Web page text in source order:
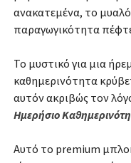
ανακατεμένα, το
παραγωγικότητα
Το μυστικό για μια
καθημερινότητα
αυτόν ακριβώς τον
Ημερήσιο
Αυτό το premium